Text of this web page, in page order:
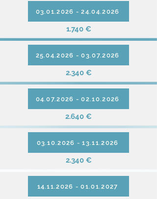
03.01.2026 - 24.04.2026
1.740 €
25.04.2026 - 03.07.2026
2.340 €
04.07.2026 - 02.10.2026
2.640 €
03.10.2026 - 13.11.2026
2.340 €
14.11.2026 - 01.01.2027